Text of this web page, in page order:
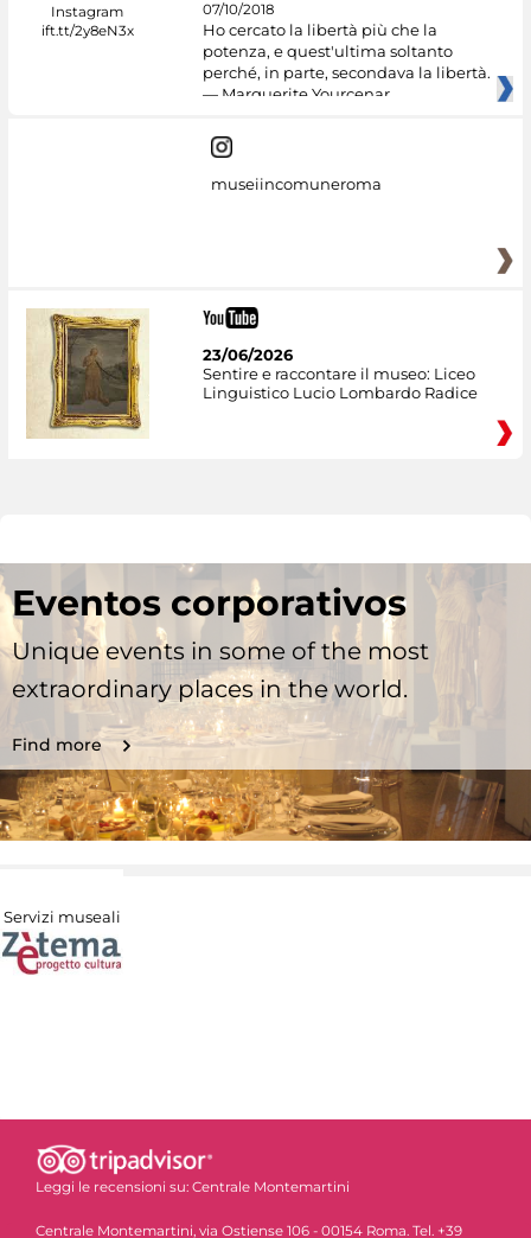
07/10/2018
Ho cercato la libertà più che la
potenza, e quest'ultima soltanto
perché, in parte, secondava la libertà.
— Marguerite Yourcenar
museiincomuneroma
23/06/2026
Sentire e raccontare il museo: Liceo
Linguistico Lucio Lombardo Radice
Eventos corporativos
Unique events in some of the most
extraordinary places in the world.
Find more
Servizi museali
Leggi le recensioni su: Centrale Montemartini
Centrale Montemartini, via Ostiense 106 - 00154 Roma. Tel. +39